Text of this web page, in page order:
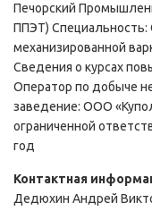
Печорский
ППЭТ) Специальность:
механизированной
Сведения о курсах
Оператор по добыче
заведение: ООО
ограниченной
год
Контактная
Дедюхин Андрей